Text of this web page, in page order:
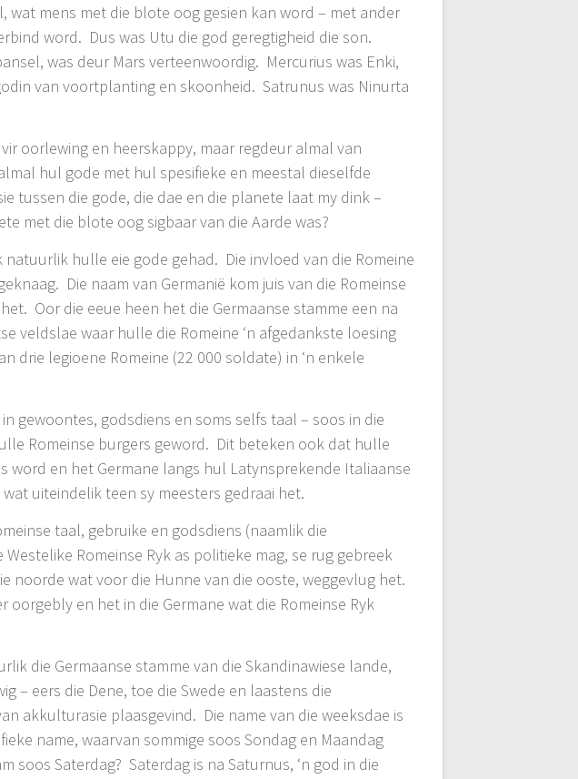
mens met die blote oog gesien kan word – met ander
word. Dus was Utu die god geregtigheid die son.
was deur Mars verteenwoordig. Mercurius was Enki,
van voortplanting en skoonheid. Satrunus was Ninurta
oorlewing en heerskappy, maar regdeur almal van
hul gode met hul spesifieke en meestal dieselfde
tussen die gode, die dae en die planete laat my dink –
met die blote oog sigbaar van die Aarde was?
hulle eie gode gehad. Die invloed van die Romeine
Die naam van Germanië kom juis van die Romeinse
Oor die eeue heen het die Germaanse stamme een na
veldslae waar hulle die Romeine ‘n afgedankste loesing
drie legioene Romeine (22 000 soldate) in ‘n enkele
gewoontes, godsdiens en soms selfs taal – soos in die
Romeinse burgers geword. Dit beteken ook dat hulle
word en het Germane langs hul Latynsprekende Italiaanse
uiteindelik teen sy meesters gedraai het.
taal, gebruike en godsdiens (naamlik die
Romeinse Ryk as politieke mag, se rug gebreek
noorde wat voor die Hunne van die ooste, weggevlug het.
en het in die Germane wat die Romeinse Ryk
die Germaanse stamme van die Skandinawiese lande,
– eers die Dene, toe die Swede en laastens die
akkulturasie plaasgevind. Die name van die weeksdae is
name, waarvan sommige soos Sondag en Maandag
soos Saterdag? Saterdag is na Saturnus, ‘n god in die